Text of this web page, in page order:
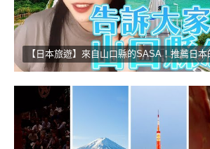
【日本旅遊】來自山口縣的SASA！推薦日